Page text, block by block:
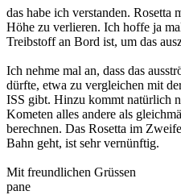
das habe ich verstanden. Rosetta
Höhe zu verlieren. Ich hoffe ja
Treibstoff an Bord ist, um das
Ich nehme mal an, dass das
dürfte, etwa zu vergleichen mit
ISS gibt. Hinzu kommt natürlich
Kometen alles andere als
berechnen. Das Rosetta im
Bahn geht, ist sehr vernünftig.
Mit freundlichen Grüssen
pane